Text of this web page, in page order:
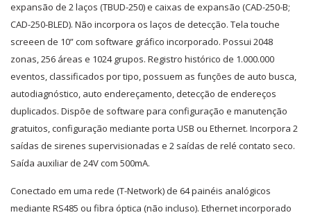
expansão de 2 laços (TBUD-250) e caixas de expansão (CAD-250-B;
CAD-250-BLED). Não incorpora os laços de detecção. Tela touche
screeen de 10” com software gráfico incorporado. Possui 2048
zonas, 256 áreas e 1024 grupos. Registro histórico de 1.000.000
eventos, classificados por tipo, possuem as funções de auto busca,
autodiagnóstico, auto endereçamento, detecção de endereços
duplicados. Dispõe de software para configuração e manutenção
gratuitos, configuração mediante porta USB ou Ethernet. Incorpora 2
saídas de sirenes supervisionadas e 2 saídas de relé contato seco.
Saída auxiliar de 24V com 500mA.
Conectado em uma rede (T-Network) de 64 painéis analógicos
mediante RS485 ou fibra óptica (não incluso). Ethernet incorporado